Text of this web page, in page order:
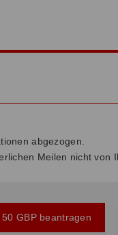
abgezogen.
Meilen nicht von
GBP beantragen